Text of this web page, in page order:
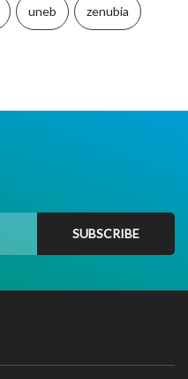
uneb zenubia